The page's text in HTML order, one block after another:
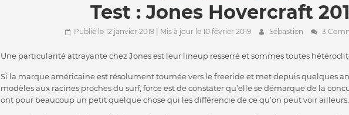
Test : Jones Hovercraft
Publié le 12 janvier 2019| Mis à jour le 10 février 2019 Sébastien 3
Une particularité attrayante chez Jones est leur lineup resserré et sommes toutes
Si la marque américaine est résolument tournée vers le freeride et met depuis quelques
modèles aux racines proches du surf, force est de constater qu’elle se démarque de la
ont pour beaucoup un petit quelque chose qui les différencie de ce qu’on peut voir ailleurs.